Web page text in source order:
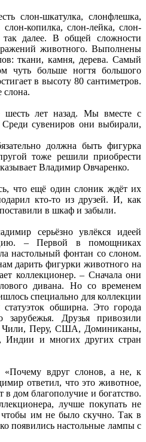
слон-шкатулка, слонфлешка,
копилка, слон-лейка, слон-
далее. В общей сложности
животного. Выполнены
ткани, камня, дерева. Самый
чуть больше ногтя большого
в высоту 80 сантиметров.
слона.
шесть лет назад. Мы вместе с
сувениров они выбирали,
должна быть фигурка
тоже решили приобрести
Владимир Овчаренко.
что ещё один слоник ждёт их
кто-то из друзей. И, как
в шкаф и забыли.
серьёзно увлёкся идеей
– Первой в помощниках
настольный фонтан со слоном.
дарить фигурки животного на
коллекционер. – Сначала они
дивана. Но со временем
специально для коллекции
статуэток обширна. Это города
Друзья привозили
Чили, Перу, США, Доминиканы,
Индии и многих других стран
«Почему вдруг слонов, а не, к
ответил, что это животное,
в дом благополучие и богатство.
лучше покупать не
чтобы им не было скучно. Так в
появились настольные лампы с